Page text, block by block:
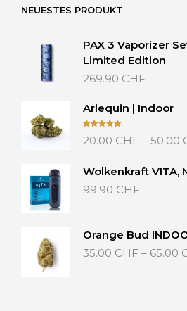
NEUESTES PRODUKT
PAX 3 Vaporizer
Limited Edition
269.90 CHF
Arlequin | Indoor
5.00 von 5
20.00 CHF – 50.00
Wolkenkraft VITA,
99.90 CHF
Orange Bud
35.00 CHF – 65.00